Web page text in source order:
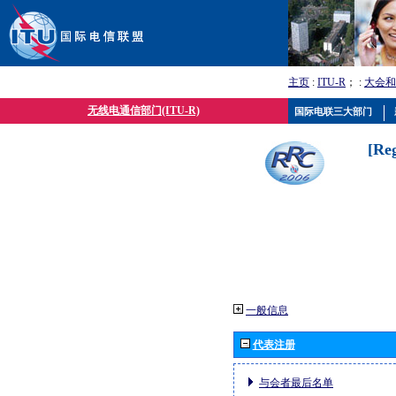
主页 : ITU-R ； : 大会
无线电通信部门(ITU-R)
一般信息
代表注册
与会者最后名单
国际电联三大部门